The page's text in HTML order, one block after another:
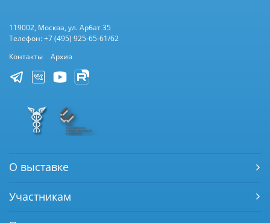
119002, Москва, ул. Арбат 35
Телефон: +7 (495) 925-65-61/62
Контакты
Архив
О выставке
Участникам